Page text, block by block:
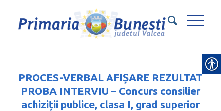
PROCES-VERBAL AFIȘARE REZULTAT
PROBA INTERVIU – Concurs consilier
achiziții publice, clasa I, grad superior